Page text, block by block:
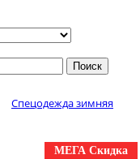
Спецодежда зимняя
МЕГА Скидка